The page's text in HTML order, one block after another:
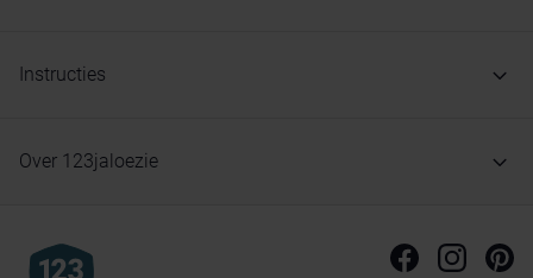
Instructies
Over 123jaloezie